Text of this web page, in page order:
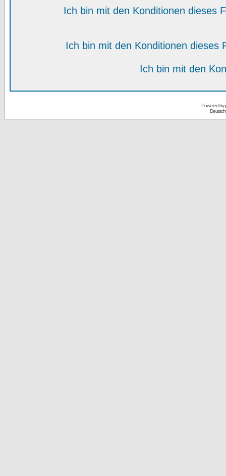
Ich bin mit den Konditionen dieses
Ich bin mit den Konditionen dieses
Ich bin mit den
Powered by